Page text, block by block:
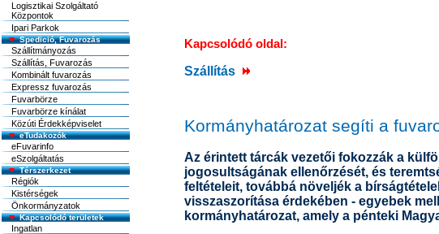
Logisztikai Szolgáltató
Központok
Ipari Parkok
Spedició, Fuvarozás
Szállítmányozás
Szállítás, Fuvarozás
Kombinált fuvarozás
Expressz fuvarozás
Fuvarbörze
Fuvarbörze kínálat
Közúti Érdekképviselet
eTudakozók
eFuvarinfo
eSzolgáltatás
Térszerkezet
Régiók
Kistérségek
Önkormányzatok
Kapcsolódó területek
Ingatlan
Kapcsolódó oldal:
Szállítás
Kormányhatározat segíti a
Az érintett tárcák vezetői fokozzák a
jogosultságának ellenőrzését, és
feltételeit, továbbá növeljék a
visszaszorítása érdekében - egyebek
kormányhatározat, amely a pénteki